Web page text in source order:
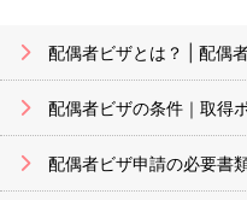
配偶者ビザとは？ | 配偶
配偶者ビザの条件｜取得
配偶者ビザ申請の必要書